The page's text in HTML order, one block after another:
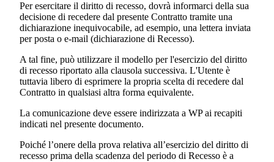
Per esercitare il diritto di recesso, dovrà informarci della sua
decisione di recedere dal presente Contratto tramite una
dichiarazione inequivocabile, ad esempio, una lettera inviata
per posta o e-mail (dichiarazione di Recesso).
A tal fine, può utilizzare il modello per l'esercizio del diritto
di recesso riportato alla clausola successiva. L'Utente è
tuttavia libero di esprimere la propria scelta di recedere dal
Contratto in qualsiasi altra forma equivalente.
La comunicazione deve essere indirizzata a WP ai recapiti
indicati nel presente documento.
Poiché l’onere della prova relativa all’esercizio del diritto di
recesso prima della scadenza del periodo di Recesso è a